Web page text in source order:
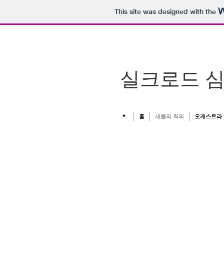
This site was designed with the
실크로드
* . 홈 새들의 회의 오케스트라